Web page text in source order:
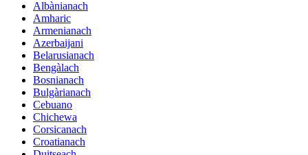
Albànianach
Amharic
Armenianach
Azerbaijani
Belarusianach
Bengàlach
Bosnianach
Bulgàrianach
Cebuano
Chichewa
Corsicanach
Croatianach